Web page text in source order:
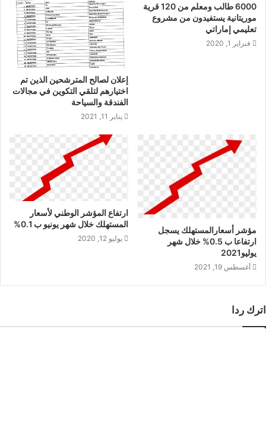
6000 طالب ومعلم من 120 قرية
موريتانية يستفيدون من مشروع
تعليمي إماراتي
فبراير 1, 2020
إعلان لصالح المترشحين الذين تم
اختيارهم لتلقي التكوين في مجالات
الفندقة والسياحة
يناير 11, 2021
مؤشر أسعارالمستهلك يسجل
ارتفاعا ب 0.5% خلال شهر
يوليو2021
أغسطس 19, 2021
ارتفاع المؤشر الوطني لأسعار
المستهلك خلال شهر يونيو ب 0.1%
يوليو 12, 2020
اترك ردا